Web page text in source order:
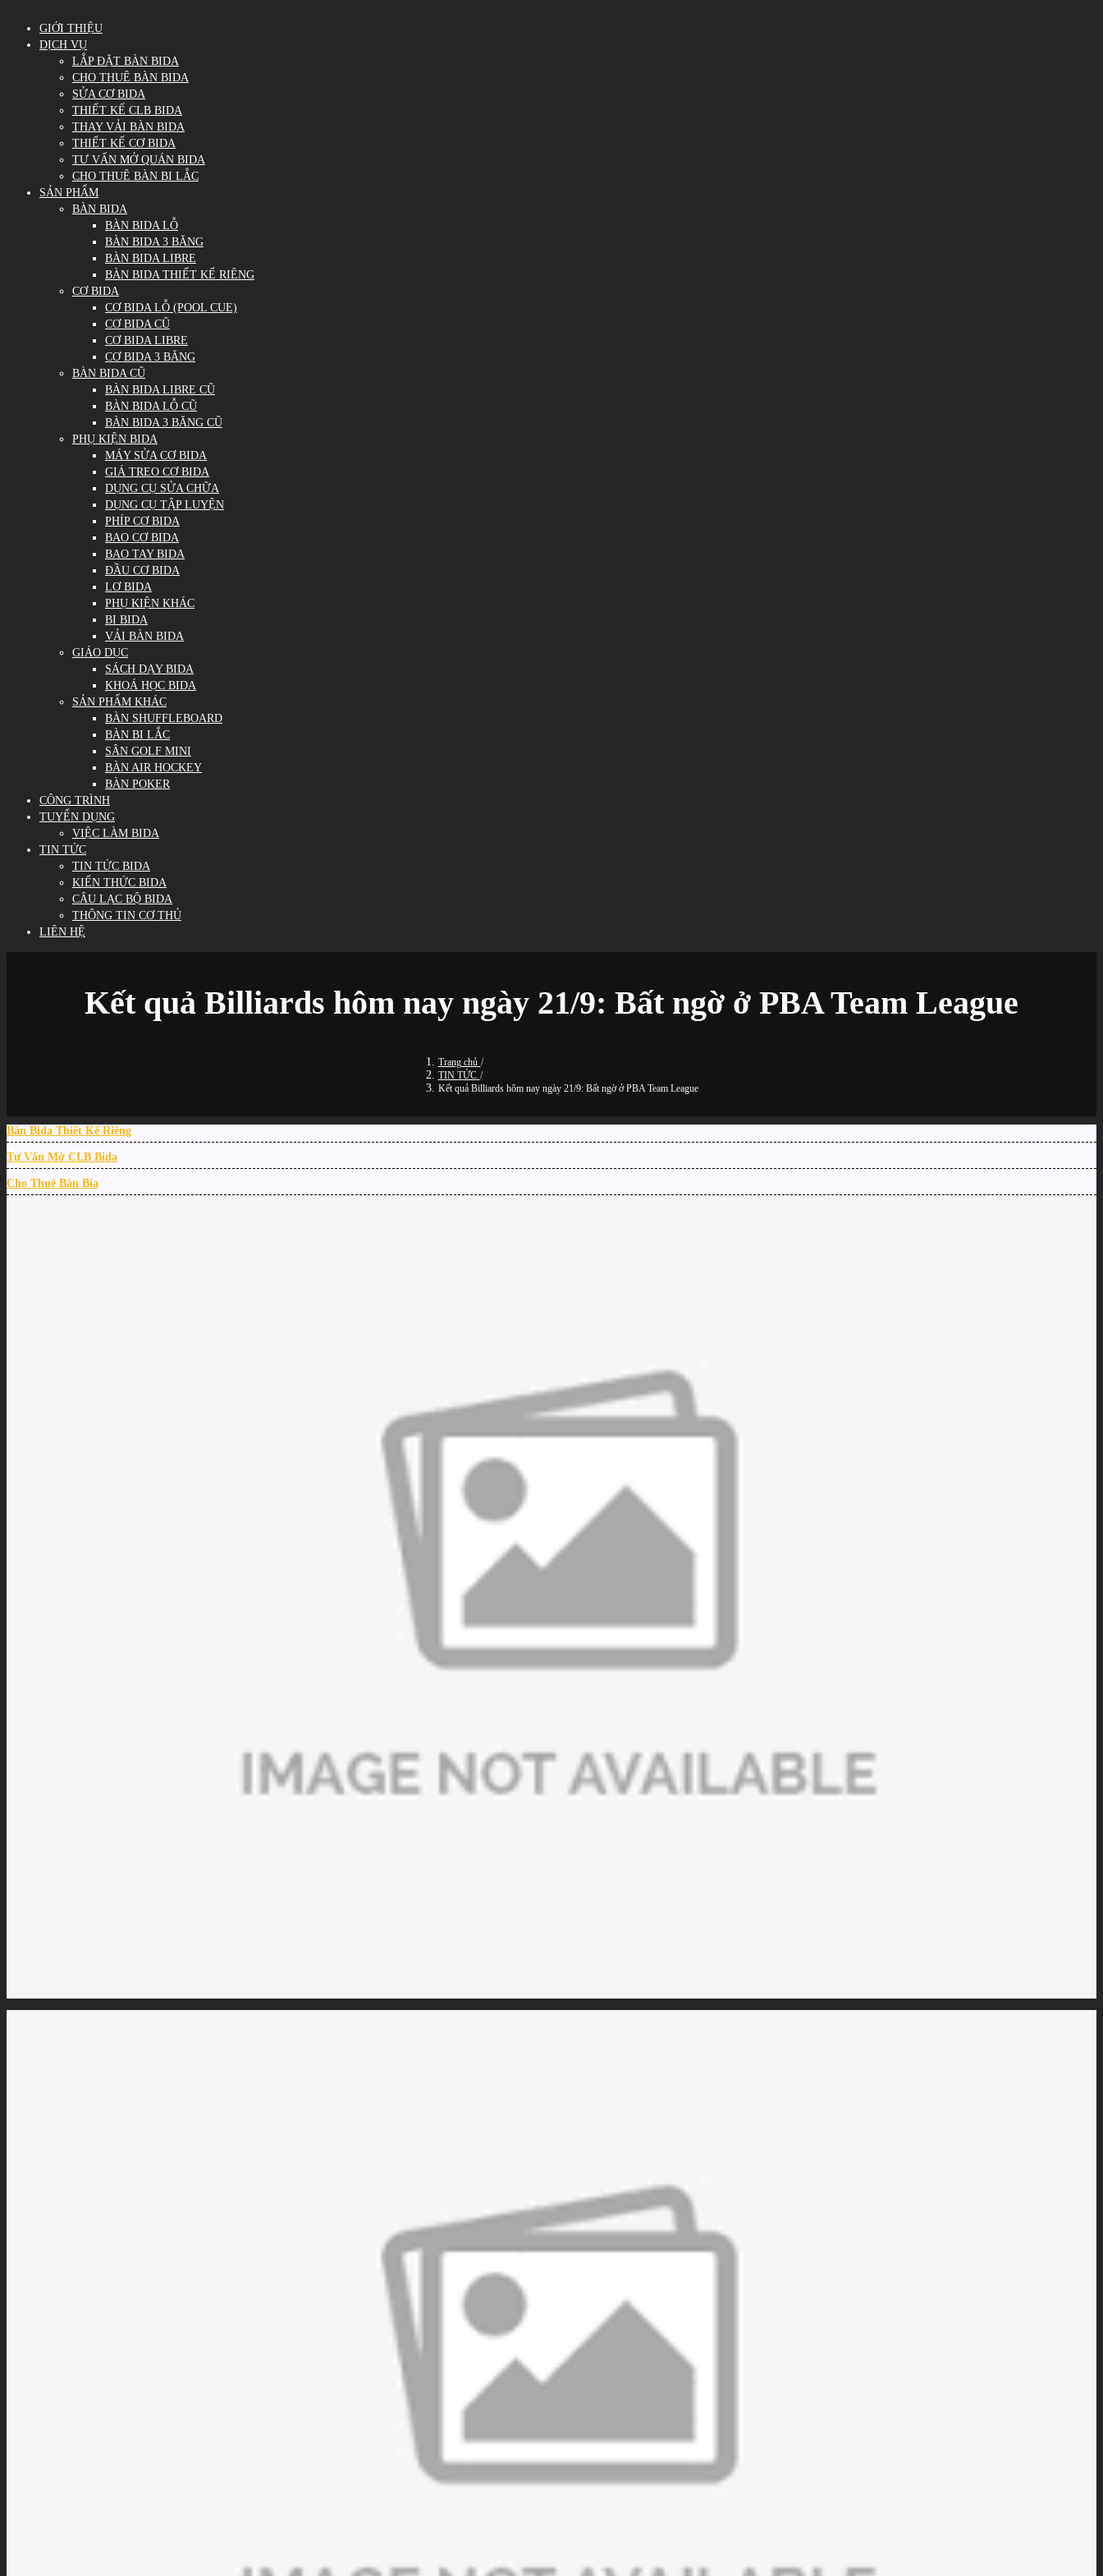
GIỚI THIỆU
DỊCH VỤ
LẮP ĐẶT BÀN BIDA
CHO THUÊ BÀN BIDA
SỬA CƠ BIDA
THIẾT KẾ CLB BIDA
THAY VẢI BÀN BIDA
THIẾT KẾ CƠ BIDA
TƯ VẤN MỞ QUÁN BIDA
CHO THUÊ BÀN BI LẮC
SẢN PHẨM
BÀN BIDA
BÀN BIDA LỖ
BÀN BIDA 3 BĂNG
BÀN BIDA LIBRE
BÀN BIDA THIẾT KẾ RIÊNG
CƠ BIDA
CƠ BIDA LỖ (POOL CUE)
CƠ BIDA CŨ
CƠ BIDA LIBRE
CƠ BIDA 3 BĂNG
BÀN BIDA CŨ
BÀN BIDA LIBRE CŨ
BÀN BIDA LỖ CŨ
BÀN BIDA 3 BĂNG CŨ
PHỤ KIỆN BIDA
MÁY SỬA CƠ BIDA
GIÁ TREO CƠ BIDA
DỤNG CỤ SỬA CHỮA
DỤNG CỤ TẬP LUYỆN
PHÍP CƠ BIDA
BAO CƠ BIDA
BAO TAY BIDA
ĐẦU CƠ BIDA
LƠ BIDA
PHỤ KIỆN KHÁC
BI BIDA
VẢI BÀN BIDA
GIÁO DỤC
SÁCH DẠY BIDA
KHOÁ HỌC BIDA
SẢN PHẨM KHÁC
BÀN SHUFFLEBOARD
BÀN BI LẮC
SÂN GOLF MINI
BÀN AIR HOCKEY
BÀN POKER
CÔNG TRÌNH
TUYỂN DỤNG
VIỆC LÀM BIDA
TIN TỨC
TIN TỨC BIDA
KIẾN THỨC BIDA
CÂU LẠC BỘ BIDA
THÔNG TIN CƠ THỦ
LIÊN HỆ
Kết quả Billiards hôm nay ngày 21/9: Bất ngờ ở PBA Team League
Trang chủ /
TIN TỨC /
Kết quả Billiards hôm nay ngày 21/9: Bất ngờ ở PBA Team League
Bàn Bida Thiết Kế Riêng
Tư Vấn Mở CLB Bida
Cho Thuê Bàn Bia